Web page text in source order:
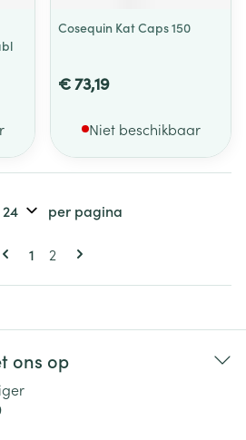
Cosequin Kat Caps 150
€ 73,19
Niet beschikbaar
Pagina's
U lees momenteel pagina
1 Pagina
2
per pagina
ons op